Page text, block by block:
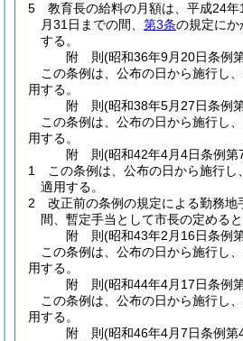
5
教育長の給料の月額は、平成24
月31日までの間、 第3条の規定にか
する。
附 則(昭和36年9月20日条例
この条例は、公布の日から施行し
用する。
附 則(昭和38年5月27日条例
この条例は、公布の日から施行し
用する。
附 則(昭和42年4月4日条例第
1
この条例は、公布の日から施行し
適用する。
2
改正前の条例の規定による勤務
間、暫定手当として市長の定める
附 則(昭和43年2月16日条例
この条例は、公布の日から施行し
用する。
附 則(昭和44年4月17日条例
この条例は、公布の日から施行し
用する。
附 則(昭和46年4月7日条例第